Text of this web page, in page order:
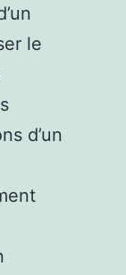
le
d’un